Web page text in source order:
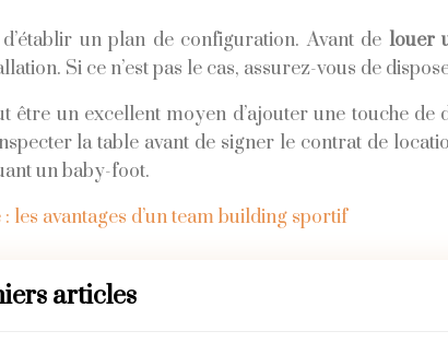
un plan de configuration. Avant de louer
Si ce n’est pas le cas, assurez-vous de
être un excellent moyen d’ajouter une touche
la table avant de signer le contrat de
un baby-foot.
les avantages d’un team building sportif
articles